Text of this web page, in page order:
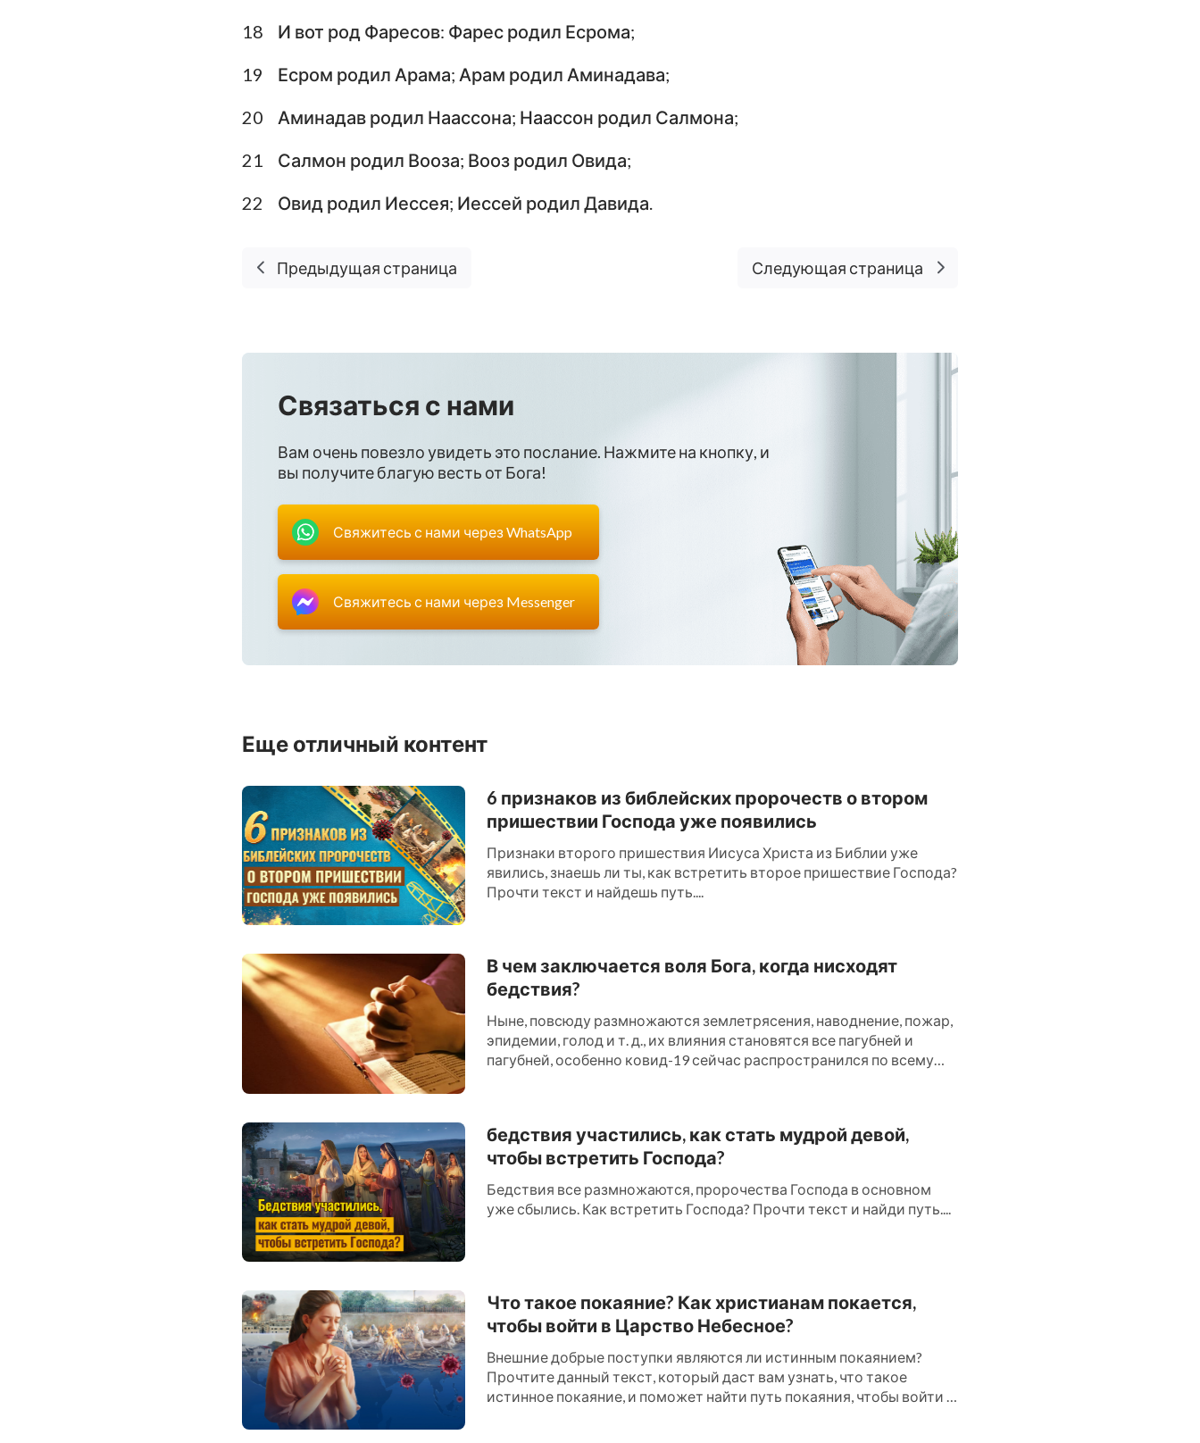
18
И вот род Фаресов: Фарес родил Есрома;
19
Есром родил Арама; Арам родил Аминадава;
20
Аминадав родил Наассона; Наассон родил Салмона;
21
Салмон родил Вооза; Вооз родил Овида;
22
Овид родил Иессея; Иессей родил Давида.
Предыдущая страница Следующая страница
Связаться с нами
Вам очень повезло увидеть это послание. Нажмите на кнопку, и
вы получите благую весть от Бога!
Свяжитесь с нами через WhatsApp
Свяжитесь с нами через Messenger
Еще отличный контент
6 признаков из библейских пророчеств о втором
пришествии Господа уже появились
Признаки второго пришествия Иисуса Христа из Библии уже
явились, знаешь ли ты, как встретить второе пришествие Господа?
Прочти текст и найдешь путь....
В чем заключается воля Бога, когда нисходят
бедствия?
Ныне, повсюду размножаются землетрясения, наводнение, пожар,
эпидемии, голод и т. д., их влияния становятся все пагубней и
пагубней, особенно ковид-19 сейчас распространился по всему
бедствия участились, как стать мудрой девой,
чтобы встретить Господа?
Бедствия все размножаются, пророчества Господа в основном
уже сбылись. Как встретить Господа? Прочти текст и найди путь....
Что такое покаяние? Как христианам покается,
чтобы войти в Царство Небесное?
Внешние добрые поступки являются ли истинным покаянием?
Прочтите данный текст, который даст вам узнать, что такое
истинное покаяние, и поможет найти путь покаяния, чтобы войти в